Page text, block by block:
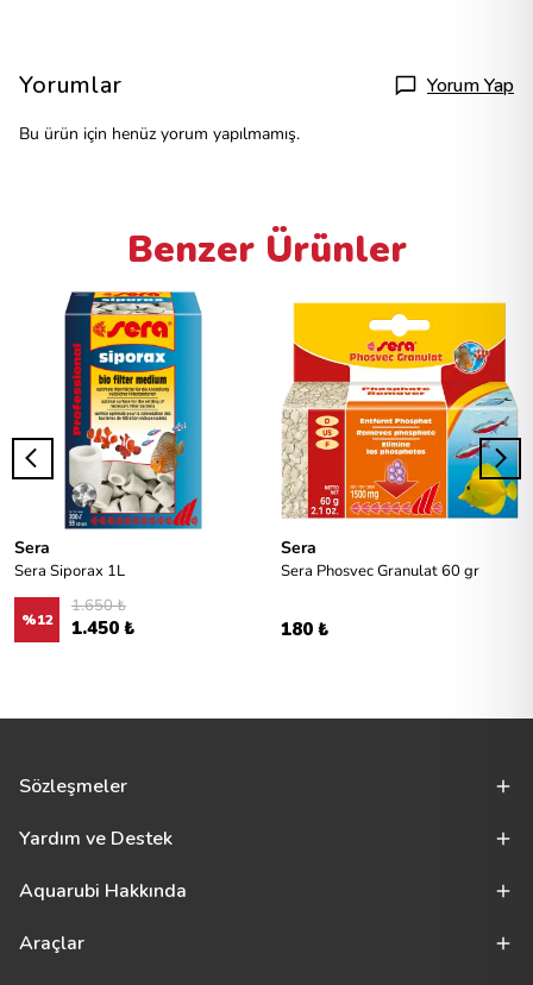
Yorumlar Yorum Yap
Bu ürün için henüz yorum yapılmamış.
Benzer Ürünler
Sera
Sera Siporax 1L
%12
1.650 ₺
1.450 ₺
Sera
Sera Phosvec Granulat 60 gr
180 ₺
Sözleşmeler
Yardım ve Destek
Aquarubi Hakkında
Araçlar